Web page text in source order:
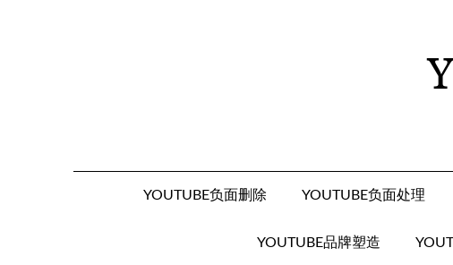
YOUTUBE负面删除 YOUTUBE负面处理
YOUTUBE品牌塑造